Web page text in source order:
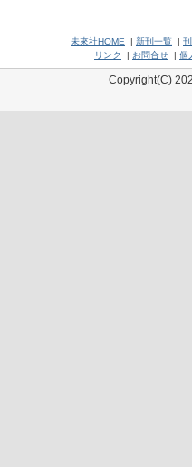
未來社HOME | 新刊一覧 |
リンク
| お問合せ | 個
Copyright(C)